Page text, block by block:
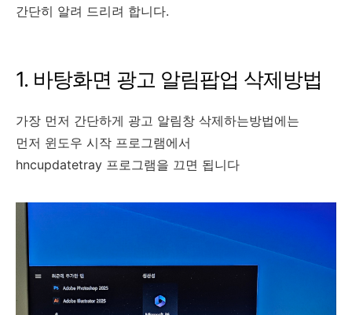
간단히 알려 드리려 합니다.
1. 바탕화면 광고 알림팝업 삭제방법
가장 먼저 간단하게 광고 알림창 삭제하는방법에는
먼저 윈도우 시작 프로그램에서
hncupdatetray 프로그램을 끄면 됩니다